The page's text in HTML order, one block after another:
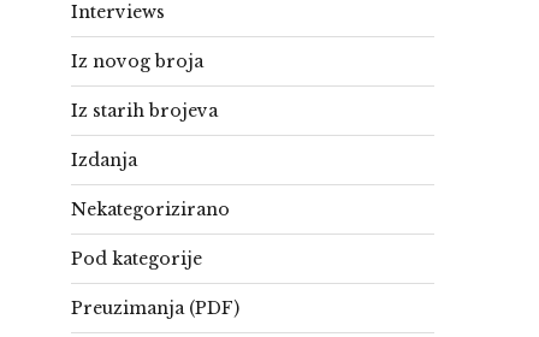
Interviews
Iz novog broja
Iz starih brojeva
Izdanja
Nekategorizirano
Pod kategorije
Preuzimanja (PDF)